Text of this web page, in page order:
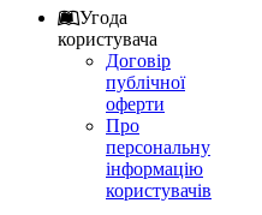
Угода
користувача
Договір
публічної
оферти
Про
персональну
інформацію
користувачів